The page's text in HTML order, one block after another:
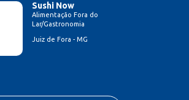
Sushi Now
Alimentação Fora do
Lar/Gastronomia
Juiz de Fora - MG